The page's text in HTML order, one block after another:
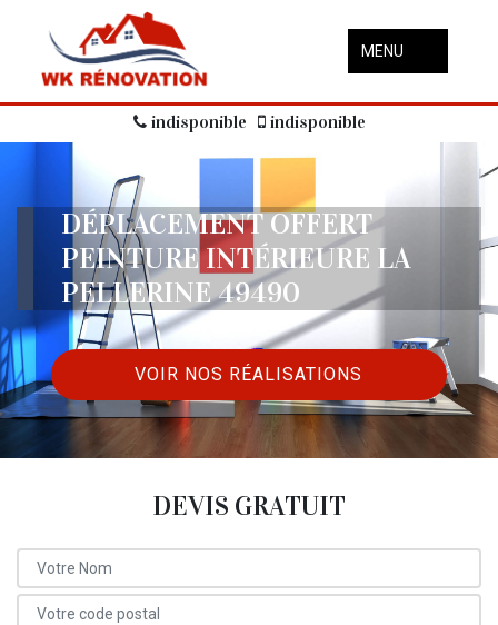
MENU
indisponible indisponible
DÉPLACEMENT OFFERT
PEINTURE INTÉRIEURE LA
PELLERINE 49490
VOIR NOS RÉALISATIONS
DEVIS GRATUIT